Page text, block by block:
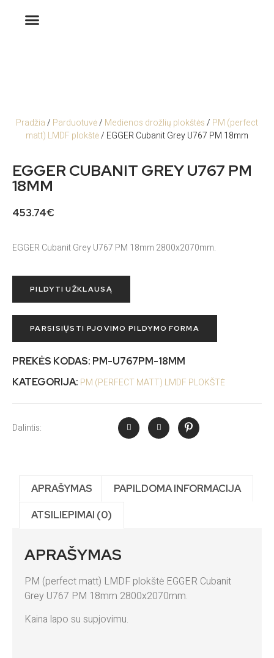
Pradžia/ Parduotuvė/ Medienos drožlių plokštės/ PM (perfect
matt) LMDF plokštė/ EGGER Cubanit Grey U767 PM 18mm
EGGER CUBANIT GREY U767 PM
18MM
453.74€
EGGER Cubanit Grey U767 PM 18mm 2800x2070mm.
PILDYTI UŽKLAUSĄ
PARSISIŲSTI PJOVIMO PILDYMO FORMA
PREKĖS KODAS: PM-U767PM-18MM
KATEGORIJA: PM (PERFECT MATT) LMDF PLOKŠTĖ
Dalintis:
APRAŠYMAS PAPILDOMA INFORMACIJA
ATSILIEPIMAI (0)
APRAŠYMAS
PM (perfect matt) LMDF plokštė EGGER Cubanit
Grey U767 PM 18mm 2800x2070mm.
Kaina lapo su supjovimu.